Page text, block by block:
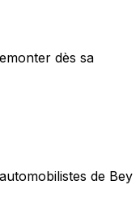
dès sa
de Bey